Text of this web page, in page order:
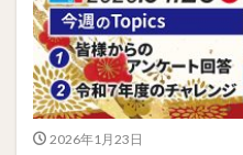
2026年1月23日